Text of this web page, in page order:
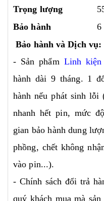
Trọng lượng
Bảo hành
6
Bảo hành và Dịch vụ:
- Sản phẩm Linh
hành dài 9 tháng. 1
hành nếu phát sinh lỗi
nhanh hết pin, mức
gian bảo hành dung
phồng, chết không
vào pin...).
- Chính sách đổi trả
quý khách mua mà